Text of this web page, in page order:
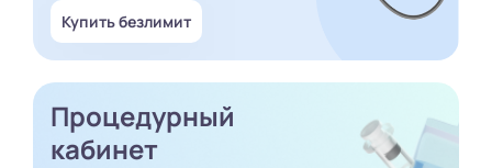
Купить безлимит
Процедурный
кабинет